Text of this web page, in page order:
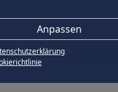
Anpassen